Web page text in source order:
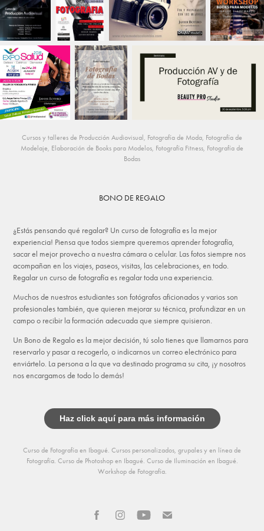
Cursos y talleres de Producción Audiovisual, Fotografía de Moda, Fotografía de
Modelaje, Elaboración de Books para Modelos, Fotografía Fitness, Fotografía de
Bodas
BONO DE REGALO
¿Estás pensando qué regalar? Un curso de fotografía es la mejor
experiencia! Piensa que todos siempre queremos aprender fotografía,
sacar el mejor provecho a nuestra cámara o celular. Las fotos siempre nos
acompañan en los viajes, paseos, visitas, las celebraciones, en todo.
Regalar un curso de fotografía es regalar toda una experiencia.
Muchos de nuestros estudiantes son fotógrafos aficionados y varios son
profesionales también, que quieren mejorar su técnica, profundizar en un
campo o recibir la formación adecuada que siempre quisieron.
Un Bono de Regalo es la mejor decisión, tú solo tienes que llamarnos para
reservarlo y pasar a recogerlo, o indicarnos un correo electrónico para
enviártelo. La persona a la que va destinado programa su cita, ¡y nosotros
nos encargamos de todo lo demás!
Haz click aquí para más información
Curso de Fotografía en Ibagué. Cursos personalizados, grupales y en línea de
Fotografía. Curso de Photoshop en Ibagué. Curso de Iluminación en Ibagué.
Workshop de Fotografía.